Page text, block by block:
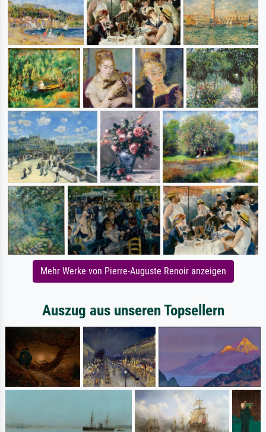
Mehr Werke von Pierre-Auguste Renoir anzeigen
Auszug aus unseren Topsellern